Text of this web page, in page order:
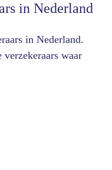
in Nederland
in Nederland.
waar